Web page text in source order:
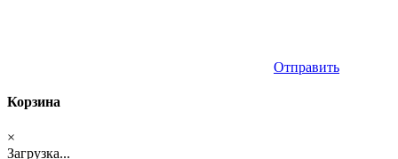
Отправить
Корзина
×
Загрузка...